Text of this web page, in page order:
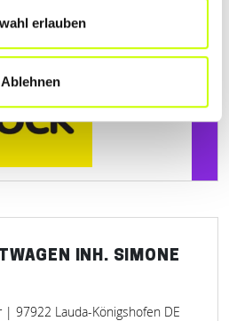
erlauben
Ablehnen
INH. SIMONE
| 97922 Lauda-Königshofen DE